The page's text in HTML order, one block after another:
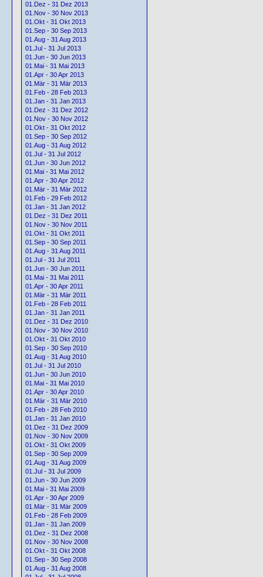
01.Dez - 31 Dez 2013
01.Nov - 30 Nov 2013
01.Okt - 31 Okt 2013
01.Sep - 30 Sep 2013
01.Aug - 31 Aug 2013
01.Jul - 31 Jul 2013
01.Jun - 30 Jun 2013
01.Mai - 31 Mai 2013
01.Apr - 30 Apr 2013
01.Mär - 31 Mär 2013
01.Feb - 28 Feb 2013
01.Jan - 31 Jan 2013
01.Dez - 31 Dez 2012
01.Nov - 30 Nov 2012
01.Okt - 31 Okt 2012
01.Sep - 30 Sep 2012
01.Aug - 31 Aug 2012
01.Jul - 31 Jul 2012
01.Jun - 30 Jun 2012
01.Mai - 31 Mai 2012
01.Apr - 30 Apr 2012
01.Mär - 31 Mär 2012
01.Feb - 29 Feb 2012
01.Jan - 31 Jan 2012
01.Dez - 31 Dez 2011
01.Nov - 30 Nov 2011
01.Okt - 31 Okt 2011
01.Sep - 30 Sep 2011
01.Aug - 31 Aug 2011
01.Jul - 31 Jul 2011
01.Jun - 30 Jun 2011
01.Mai - 31 Mai 2011
01.Apr - 30 Apr 2011
01.Mär - 31 Mär 2011
01.Feb - 28 Feb 2011
01.Jan - 31 Jan 2011
01.Dez - 31 Dez 2010
01.Nov - 30 Nov 2010
01.Okt - 31 Okt 2010
01.Sep - 30 Sep 2010
01.Aug - 31 Aug 2010
01.Jul - 31 Jul 2010
01.Jun - 30 Jun 2010
01.Mai - 31 Mai 2010
01.Apr - 30 Apr 2010
01.Mär - 31 Mär 2010
01.Feb - 28 Feb 2010
01.Jan - 31 Jan 2010
01.Dez - 31 Dez 2009
01.Nov - 30 Nov 2009
01.Okt - 31 Okt 2009
01.Sep - 30 Sep 2009
01.Aug - 31 Aug 2009
01.Jul - 31 Jul 2009
01.Jun - 30 Jun 2009
01.Mai - 31 Mai 2009
01.Apr - 30 Apr 2009
01.Mär - 31 Mär 2009
01.Feb - 28 Feb 2009
01.Jan - 31 Jan 2009
01.Dez - 31 Dez 2008
01.Nov - 30 Nov 2008
01.Okt - 31 Okt 2008
01.Sep - 30 Sep 2008
01.Aug - 31 Aug 2008